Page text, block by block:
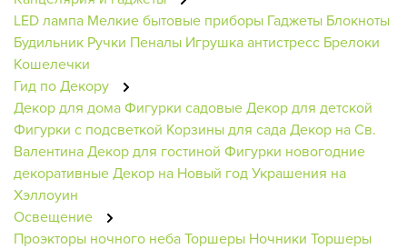
LED лампа Мелкие бытовые приборы Гаджеты Блокноты
Будильник Ручки Пеналы Игрушка антистресс Брелоки
Кошелечки
Гид по Декору
Декор для домаФигурки садовыеДекор для детской
Фигурки с подсветкой Корзины для садаДекор на Св.
ВалентинаДекор для гостиной Фигурки новогодние
декоративныеДекор на Новый годУкрашения на
Хэллоуин
Освещение
Проэкторы ночного небаТоршеры Ночники Торшеры